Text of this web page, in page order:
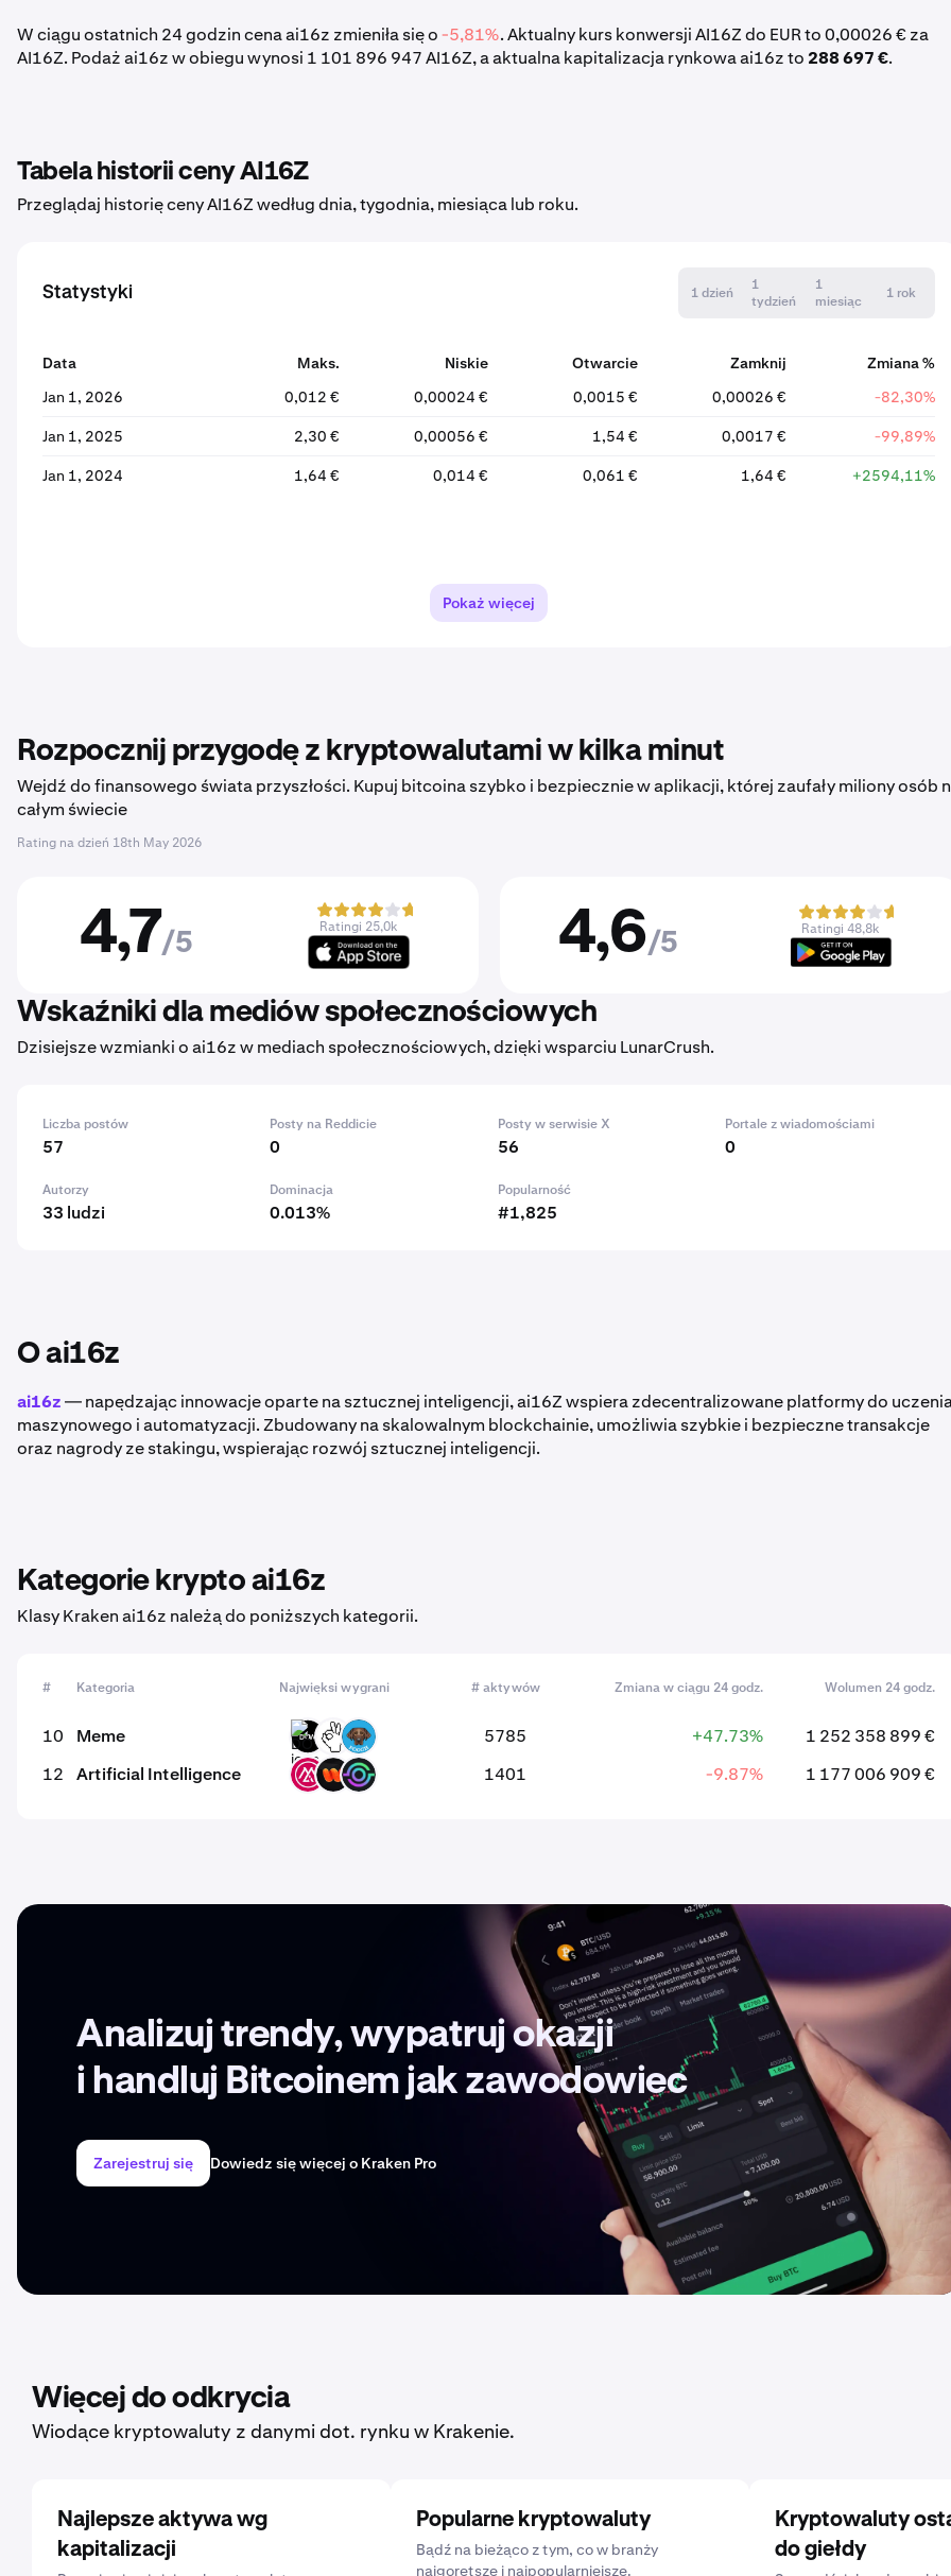
W ciągu ostatnich 24 godzin cena ai16z zmieniła się o-5,81%. Aktualny kurs konwersji AI16Z do EUR to 0,00026 € za
AI16Z. Podaż ai16z w obiegu wynosi 1 101 896 947 AI16Z, a aktualna kapitalizacja rynkowa ai16z to 288 697 €.
Tabela historii ceny AI16Z
Przeglądaj historię ceny AI16Z według dnia, tygodnia, miesiąca lub roku.
Statystyki 1 dzień
1
tydzień
1
miesiąc
1 rok
Data Maks. Niskie Otwarcie Zamknij
Zmiana %
Jan 1, 2026
0,012 € 0,00024 € 0,0015 € 0,00026 € -82,30%
Jan 1, 2025 2,30 € 0,00056 € 1,54 € 0,0017 € -99,89%
Jan 1, 2024 1,64 € 0,014 € 0,061 € 1,64 € +2594,11%
Pokaż więcej
Rozpocznij przygodę z kryptowalutami w kilka minut
Wejdź do finansowego świata przyszłości. Kupuj bitcoina szybko i bezpiecznie w aplikacji, której zaufały miliony osób
całym świecie
Rating na dzień 18th May 2026
4,7/5
Ratingi 25,0k 4,6/5
Ratingi 48,8k
Wskaźniki dla mediów społecznościowych
Dzisiejsze wzmianki o ai16z w mediach społecznościowych, dzięki wsparciu LunarCrush.
Liczba postów
57
Posty na Reddicie
0
Posty w serwisie X
56
Portale z wiadomościami
0
Autorzy
33 ludzi
Dominacja
0.013%
Popularność
#1,825
O ai16z
ai16z— napędzając innowacje oparte na sztucznej inteligencji, ai16Z wspiera zdecentralizowane platformy do
maszynowego i automatyzacji. Zbudowany na skalowalnym blockchainie, umożliwia szybkie i bezpieczne transakcje
oraz nagrody ze stakingu, wspierając rozwój sztucznej inteligencji.
Kategorie krypto ai16z
Klasy Kraken ai16z należą do poniższych kategorii.
# Kategoria Najwięksi wygrani # aktywów Zmiana w ciągu 24 godz. Wolumen 24 godz.
10 Meme DOW OKIE POOCH 5785 +47.73%
1 252 358 899 €
12
Artificial Intelligence MSAI WIRE GAIX 1401 -9.87% 1 177 006 909 €
Analizuj trendy, wypatruj okazji
i handluj Bitcoinem jak zawodowiec
Zarejestruj się Dowiedz się więcej o Kraken Pro
Więcej do odkrycia
Wiodące kryptowaluty z danymi dot. rynku w Krakenie.
Najlepsze aktywa wg
kapitalizacji
Popularne kryptowaluty
Bądź na bieżąco z tym, co w branży
najgorętsze i najpopularniejsze.
Kryptowaluty
do giełdy